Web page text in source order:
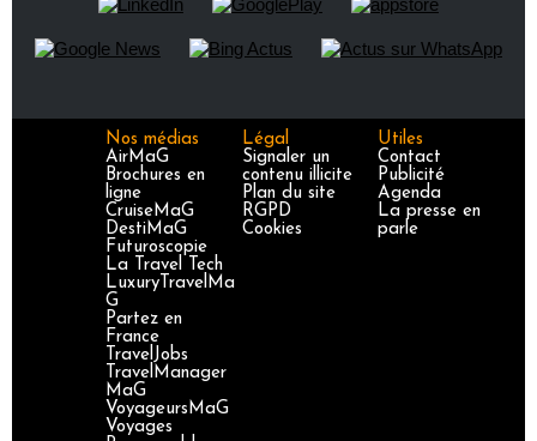
Nos médias
AirMaG
Brochures en
ligne
CruiseMaG
DestiMaG
Futuroscopie
La Travel Tech
LuxuryTravelMa
G
Partez en
France
TravelJobs
TravelManager
MaG
VoyageursMaG
Voyages
Légal
Signaler un
contenu illicite
Plan du site
RGPD
Cookies
Utiles
Contact
Publicité
Agenda
La presse en
parle